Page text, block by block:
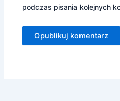
podczas pisania kolejnych